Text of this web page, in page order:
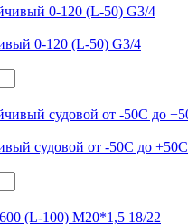
0-120 (L-50) G3/4
судовой от -50С до +50С